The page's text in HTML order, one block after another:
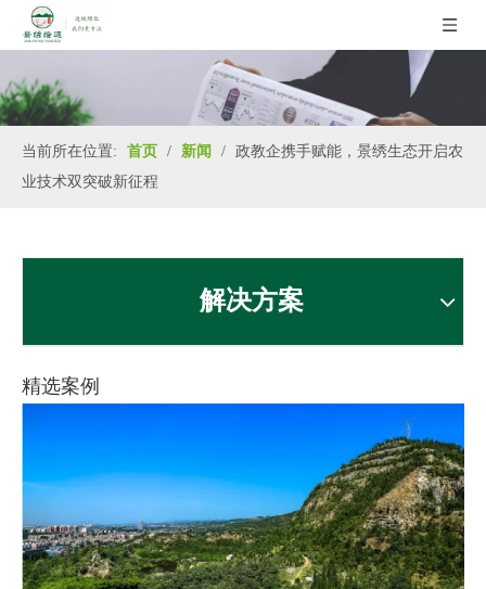
当前所在位置: 首页 / 新闻 / 政教企携手赋能，景绣生态开启农
业技术双突破新征程
解决方案
精选案例